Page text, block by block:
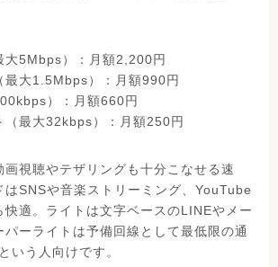
大5Mbps）：月額2,200円
最大1.5Mbps）：月額990円
）：月額660円
（最大32kbps）：月額250円
画視聴やテザリングも十分こなせる速
はSNSや音楽ストリーミング、YouTube
快適。ライトは文字ベースのLINEやメー
パーライトは予備回線として最低限の通
いう人向けです。